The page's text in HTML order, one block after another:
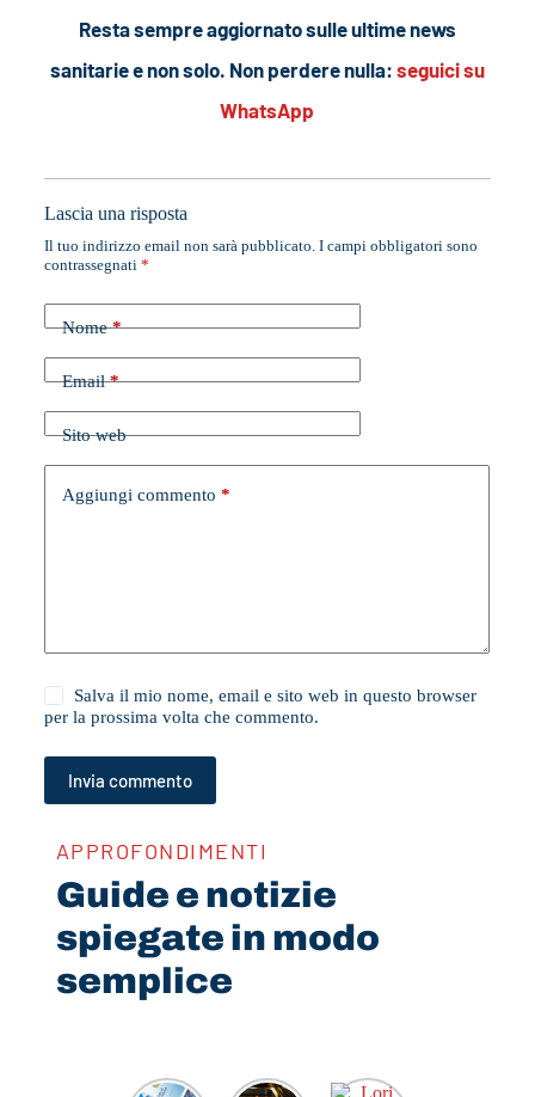
Resta sempre aggiornato sulle ultime news
sanitarie e non solo. Non perdere nulla: seguici su
WhatsApp
Lascia una risposta
Il tuo indirizzo email non sarà pubblicato. I campi obbligatori sono
contrassegnati *
Nome*
Email*
Sito web
Aggiungi commento *
Salva il mio nome, email e sito web in questo browser
per la prossima volta che commento.
Invia commento
APPROFONDIMENTI
Guide e notizie
spiegate in modo
semplice